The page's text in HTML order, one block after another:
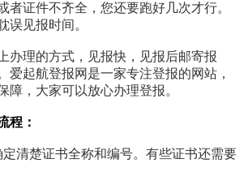
者证件不齐全，您还要跑好几次才行。
误见报时间。
办理的方式，见报快，见报后邮寄报
爱起航登报网是一家专注登报的网站，
障，大家可以放心办理登报。
程：
清楚证书全称和编号。有些证书还需要